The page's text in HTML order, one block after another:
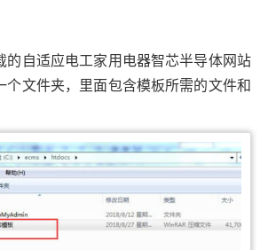
的自适应电工家用电器智芯半导体网站
个文件夹，里面包含模板所需的文件和